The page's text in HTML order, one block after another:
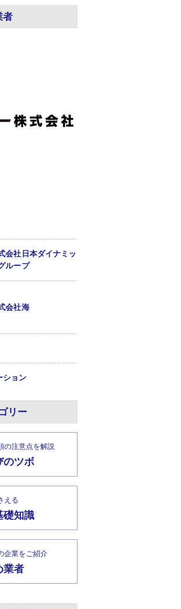
者
会社日本ダイナミッ
ループ
会社海
ション
リー
の注意点を解説
のツボ
える
礎知識
企業をご紹介
業者